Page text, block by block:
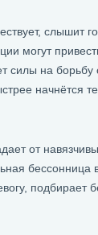
слышит
могут
силы на
начнётся
от